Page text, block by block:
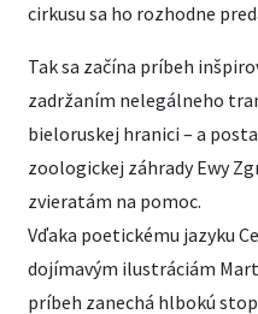
cirkusu sa ho rozhodne
Tak sa začína príbeh
zadržaním nelegálneho
bieloruskej hranici – a
zoologickej záhrady Ewy
zvieratám na pomoc.
Vďaka poetickému jazyku
dojímavým ilustráciám
príbeh zanechá hlbokú